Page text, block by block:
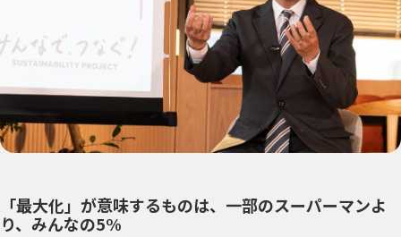
「最大化」が意味するものは、一部のスーパーマンよ
り、みんなの5%